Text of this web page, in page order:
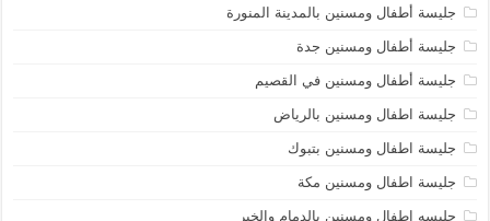
جليسة أطفال ومسنين بالمدينة المنورة
جليسة أطفال ومسنين جدة
جليسة أطفال ومسنين في القصيم
جليسة اطفال ومسنين بالرياض
جليسة اطفال ومسنين بتبوك
جليسة اطفال ومسنين مكة
جليسه اطفال ومسنين بالدمام والخبر